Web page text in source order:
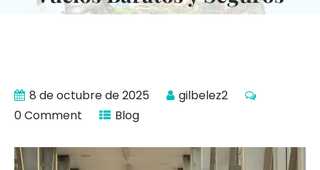
8 de octubre de 2025
gilbelez2
0 Comment
Blog